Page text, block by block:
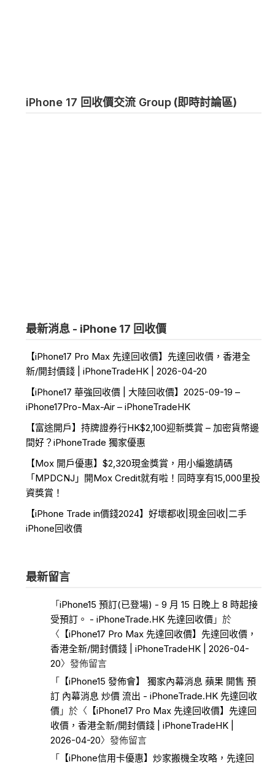
iPhone 17 回收價交流 Group (即時討論區)
最新消息 - iPhone 17 回收價
【iPhone17 Pro Max 先達回收價】先達回收價，香港全
新/開封價錢 | iPhoneTradeHK | 2026-04-20
【iPhone17 華強回收價 | 大陸回收價】2025-09-19 –
iPhone17Pro-Max-Air – iPhoneTradeHK
【富途開戶】持牌證券行HK$2,100迎新獎賞 – 加密貨幣邊
間好？iPhoneTrade 獨家優惠
【Mox 開戶優惠】$2,320現金獎賞，用小編邀請碼
「MPDCNJ」開Mox Credit就有啦！同時享有15,000里投
資獎賞！
【iPhone Trade in價錢2024】好壞都收|現金回收|二手
iPhone回收價
最新留言
「iPhone15 預訂(已登場) - 9 月 15 日晚上 8 時起接
受預訂。 - iPhoneTrade.HK 先達回收價 」於
〈 【iPhone17 Pro Max 先達回收價】先達回收價，
香港全新/開封價錢 | iPhoneTradeHK | 2026-04-
20〉發佈留言
「
【iPhone15 發佈會】 獨家內幕消息 蘋果 開售 預
訂 內幕消息 炒價 流出 - iPhoneTrade.HK 先達回收
價 」於〈 【iPhone17 Pro Max 先達回收價】先達回
收價，香港全新/開封價錢 | iPhoneTradeHK |
2026-04-20〉發佈留言
「
【iPhone信用卡優惠】炒家搬機全攻略，先達回